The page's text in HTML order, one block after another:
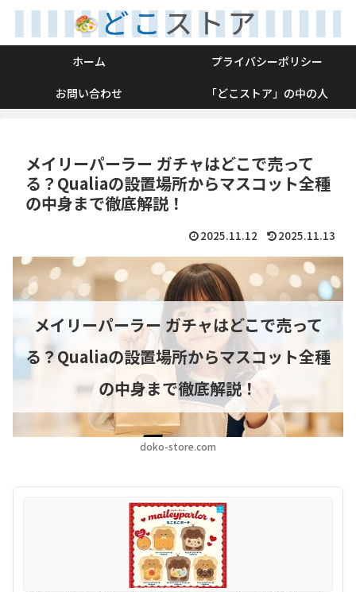
ホーム
プライバシーポリシー
お問い合わせ
「どこストア」の中の人
メイリーパーラー ガチャはどこで売って
る？Qualiaの設置場所からマスコット全種
の中身まで徹底解説！
2025.11.12 2025.11.13
doko-store.com
メイリーパーラー ガチャはどこで売って
る？Qualiaの設置場所からマスコット全種
の中身まで徹底解説！